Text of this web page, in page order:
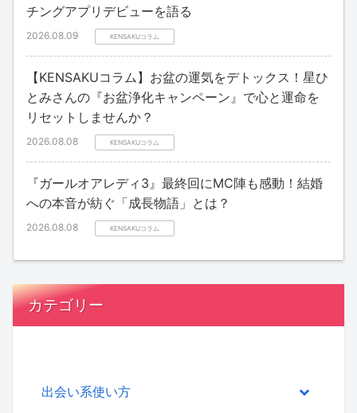
チングアプリデビューを語る
2026.08.09 KENSAKUコラム
【KENSAKUコラム】お盆の運気をデトックス！星ひ
とみさんの『お盆浄化キャンペーン』で心と運命を
リセットしませんか？
2026.08.08 KENSAKUコラム
『ガールオアレディ3』最終回にMC陣も感動！結婚
への本音が紡ぐ「成長物語」とは？
2026.08.08 KENSAKUコラム
カテゴリー
出会い系使い方